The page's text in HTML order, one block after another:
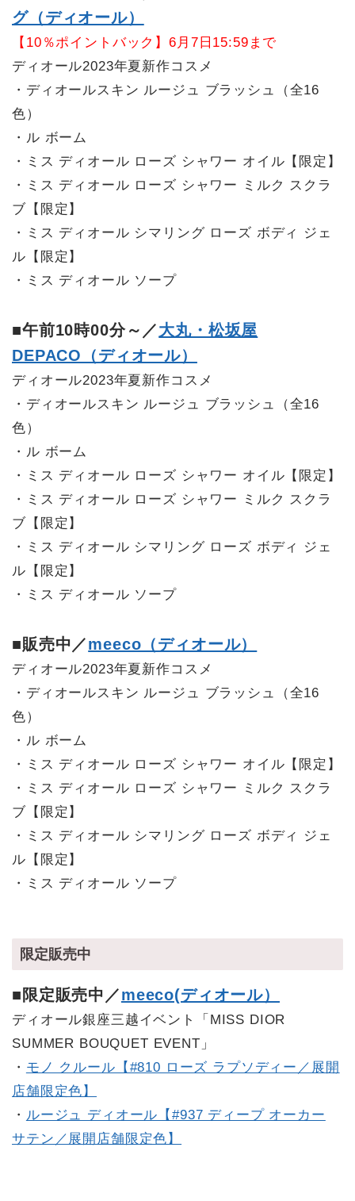
グ（ディオール）
【10％ポイントバック】6月7日15:59まで
ディオール2023年夏新作コスメ
・ディオールスキン ルージュ ブラッシュ（全16
色）
・ル ボーム
・ミス ディオール ローズ シャワー オイル【限定】
・ミス ディオール ローズ シャワー ミルク スクラ
ブ【限定】
・ミス ディオール シマリング ローズ ボディ ジェ
ル【限定】
・ミス ディオール ソープ
■午前10時00分～／大丸・松坂屋
DEPACO（ディオール）
ディオール2023年夏新作コスメ
・ディオールスキン ルージュ ブラッシュ（全16
色）
・ル ボーム
・ミス ディオール ローズ シャワー オイル【限定】
・ミス ディオール ローズ シャワー ミルク スクラ
ブ【限定】
・ミス ディオール シマリング ローズ ボディ ジェ
ル【限定】
・ミス ディオール ソープ
■販売中／meeco（ディオール）
ディオール2023年夏新作コスメ
・ディオールスキン ルージュ ブラッシュ（全16
色）
・ル ボーム
・ミス ディオール ローズ シャワー オイル【限定】
・ミス ディオール ローズ シャワー ミルク スクラ
ブ【限定】
・ミス ディオール シマリング ローズ ボディ ジェ
ル【限定】
・ミス ディオール ソープ
限定販売中
■限定販売中／meeco(ディオール）
ディオール銀座三越イベント「MISS DIOR
SUMMER BOUQUET EVENT」
・ モノ クルール【#810 ローズ ラプソディー／展開
店舗限定色】
・ ルージュ ディオール【#937 ディープ オーカー
サテン／展開店舗限定色】